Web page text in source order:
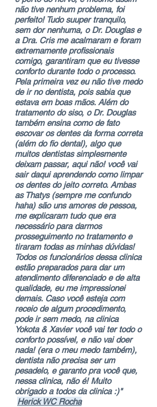
não tive nenhum problema, foi
perfeito! Tudo suuper tranquilo,
sem dor nenhuma, o Dr. Douglas e
a Dra. Cris me acalmaram e foram
extremamente profissionais
comigo, garantiram que eu tivesse
conforto durante todo o processo.
Pela primeira vez eu não tive medo
de ir no dentista, pois sabia que
estava em boas mãos. Além do
tratamento do siso, o Dr. Douglas
também ensina como de fato
escovar os dentes da forma correta
(além do fio dental), algo que
muitos dentistas simplesmente
deixam passar, aqui não! você vai
sair daqui aprendendo como limpar
os dentes do jeito correto. Ambas
as Thatys (sempre me confundo
haha) são uns amores de pessoa,
me explicaram tudo que era
necessário para darmos
prosseguimento no tratamento e
tiraram todas as minhas dúvidas!
Todos os funcionários dessa clinica
estão preparados para dar um
atendimento diferenciado e de alta
qualidade, eu me impressionei
demais. Caso você esteja com
receio de algum procedimento,
pode ir sem medo, na clinica
Yokota & Xavier você vai ter todo o
conforto possível, e não vai doer
nada! (era o meu medo também),
dentista não precisa ser um
pesadelo, e garanto pra você que,
nessa clinica, não é! Muito
obrigado a todos da clinica :)"
Herick WC Rocha